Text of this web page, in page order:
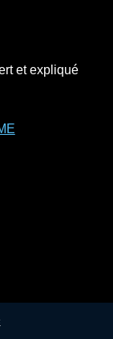
et expliqué